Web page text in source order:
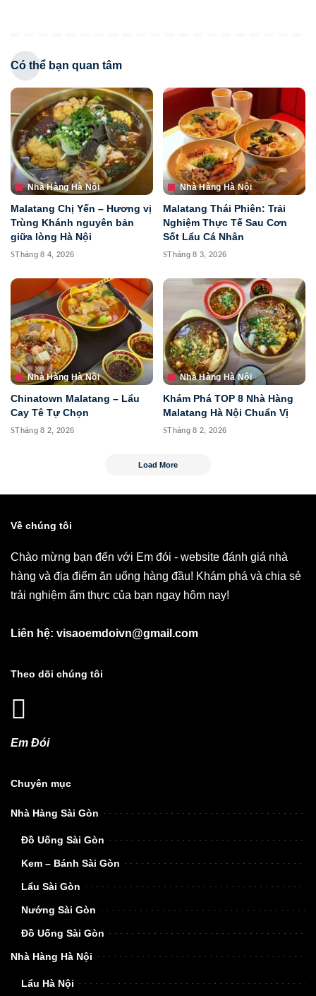
Có thể bạn quan tâm
Nhà Hàng Hà Nội
Malatang Chị Yến – Hương vị
Trùng Khánh nguyên bản
giữa lòng Hà Nội
Tháng 8 4, 2026
Nhà Hàng Hà Nội
Malatang Thái Phiên: Trải
Nghiệm Thực Tế Sau Cơn
Sốt Lẩu Cá Nhân
Tháng 8 3, 2026
Nhà Hàng Hà Nội
Chinatown Malatang – Lẩu
Cay Tê Tự Chọn
Tháng 8 2, 2026
Nhà Hàng Hà Nội
Khám Phá TOP 8 Nhà Hàng
Malatang Hà Nội Chuẩn Vị
Tháng 8 2, 2026
Load More
Về chúng tôi
Chào mừng bạn đến với Em đói - website đánh giá nhà
hàng và địa điểm ăn uống hàng đầu! Khám phá và chia sẻ
trải nghiệm ẩm thực của bạn ngay hôm nay!
Liên hệ: visaoemdoivn@gmail.com
Theo dõi chúng tôi
Em Đói
Chuyên mục
Nhà Hàng Sài Gòn
Đồ Uống Sài Gòn
Kem – Bánh Sài Gòn
Lẩu Sài Gòn
Nướng Sài Gòn
Đồ Uống Sài Gòn
Nhà Hàng Hà Nội
Lẩu Hà Nội